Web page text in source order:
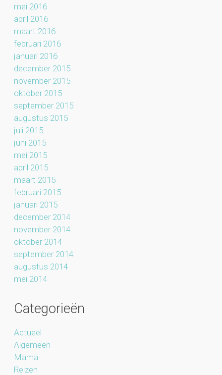
mei 2016
april 2016
maart 2016
februari 2016
januari 2016
december 2015
november 2015
oktober 2015
september 2015
augustus 2015
juli 2015
juni 2015
mei 2015
april 2015
maart 2015
februari 2015
januari 2015
december 2014
november 2014
oktober 2014
september 2014
augustus 2014
mei 2014
Categorieën
Actueel
Algemeen
Mama
Reizen